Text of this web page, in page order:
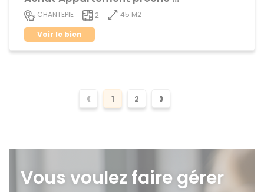
CHANTEPIE 2
45 M2
Voir le bien
‹ 1 2 ›
Vous voulez faire gérer